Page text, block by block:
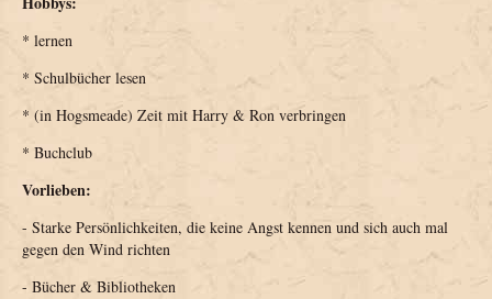
* lernen
* Schulbücher lesen
* (in Hogsmeade) Zeit mit Harry & Ron verbringen
* Buchclub
Vorlieben:
- Starke Persönlichkeiten, die keine Angst kennen und sich auch mal
gegen den Wind richten
- Bücher & Bibliotheken